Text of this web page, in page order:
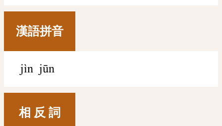
漢語拼音
jìn jūn
相 反 詞